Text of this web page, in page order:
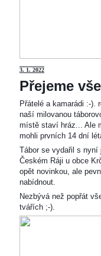
3. 1. 2022
Přejeme
Přátelé a kamarádi :-).
naší milovanou
místě staví hráz... Ale
mohli prvních 14 dní
Tábor se vydařil s nyní
Českém Ráji u obce
opět novinkou, ale
nabídnout.
Nezbývá než popřát
tvářích ;-).